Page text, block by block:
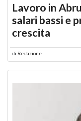
Lavoro in
salari bassi e
crescita
di Redazione